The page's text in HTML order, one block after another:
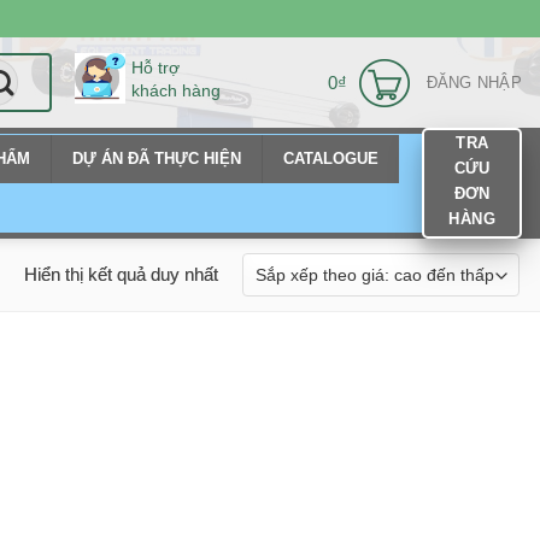
Hỗ trợ
khách hàng
0₫ ĐĂNG NHẬP
DỰ ÁN ĐÃ THỰC HIỆN CATALOGUE
TRA
CỨU
ĐƠN
HÀNG
Hiển thị kết quả duy nhất